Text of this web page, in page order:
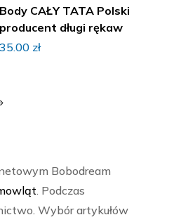
Body CAŁY TATA Polski
producent długi rękaw
35.00 zł
Bobodream
. Podczas
Wybór artykułów